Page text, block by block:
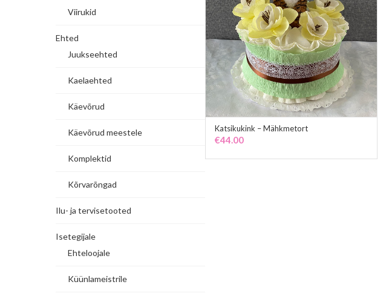
ADD TO CART
Katsikukink – Mähkmetort
€44.00
Viirukid
Ehted
Juukseehted
Kaelaehted
Käevõrud
Käevõrud meestele
Komplektid
Kõrvarõngad
Ilu- ja tervisetooted
Isetegijale
Ehteloojale
Küünlameistrile